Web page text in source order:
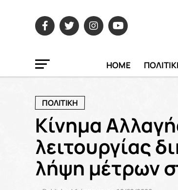
HOME
ΠΟΛΙΤΙΚΗ
Kίνημα
λειτουργίας
λήψη μέτρων